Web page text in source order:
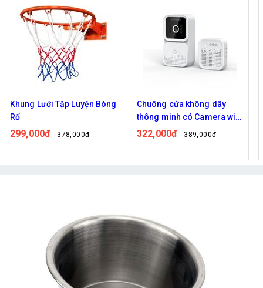
Khung Lưới Tập Luyện Bóng
Rổ
299,000đ 378,000đ
Chuông cửa không dây
thông minh có Camera wifi
M5,M6 cao cấp
322,000đ 389,000đ